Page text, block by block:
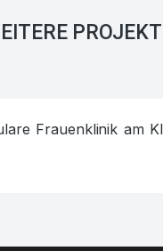
Frauenklinik am